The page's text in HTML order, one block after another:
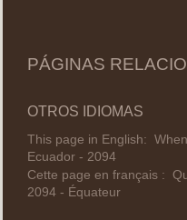
PÁGINAS
OTROS IDIOMAS
This page in English:
Ecuador - 2094
Cette page en français :
2094 - Équateur